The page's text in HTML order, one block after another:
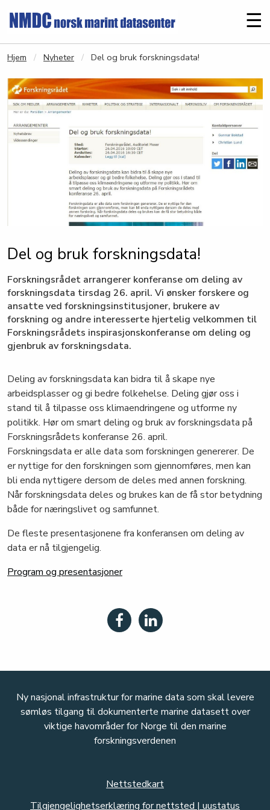
☰
Hjem Nyheter Del og bruk forskningsdata!
Del og bruk forskningsdata!
Forskningsrådet arrangerer konferanse om deling av
forskningsdata tirsdag 26. april. Vi ønsker forskere og
ansatte ved forskningsinstitusjoner, brukere av
forskning og andre interesserte hjertelig velkommen til
Forskningsrådets inspirasjonskonferanse om deling og
gjenbruk av forskningsdata.
Deling av forskningsdata kan bidra til å skape nye
arbeidsplasser og gi bedre folkehelse. Deling gjør oss i
stand til å tilpasse oss klimaendringene og utforme ny
politikk. Hør om smart deling og bruk av forskningsdata på
Forskningsrådets konferanse 26. april.
Forskningsdata er alle data som forskningen genererer. De
er nyttige for den forskningen som gjennomføres, men kan
bli enda nyttigere dersom de deles med annen forskning.
Når forskningsdata deles og brukes kan de få stor betydning
både for næringslivet og samfunnet.
De fleste presentasjonene fra konferansen om deling av
data er nå tilgjengelig.
Program og presentasjoner
Ny nasjonal infrastruktur for marine data som skal levere
sømløs tilgang til dokumenterte marine datasett over
viktige havområder for Norge til den marine
forskningsverdenen
Nettstedkart
Tilgjengelighetserklæring for nettsted | uustatus